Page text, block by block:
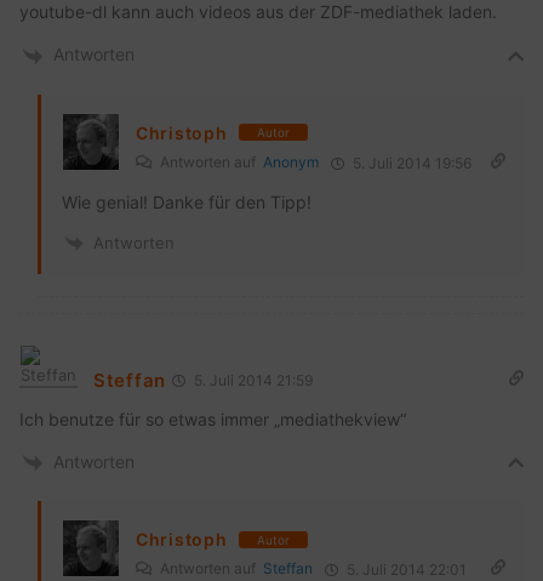
youtube-dl kann auch videos aus der ZDF-mediathek laden.
Antworten
Christoph Autor
Antworten auf Anonym 5. Juli 2014 19:56
Wie genial! Danke für den Tipp!
Antworten
Steffan 5. Juli 2014 21:59
Ich benutze für so etwas immer „mediathekview“
Antworten
Christoph Autor
Antworten auf Steffan 5. Juli 2014 22:01